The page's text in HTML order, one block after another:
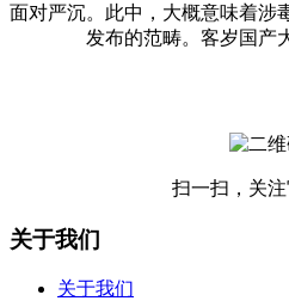
面对严沉。此中，大概意味着涉
发布的范畴。客岁国产
扫一扫，关
关于我们
关于我们